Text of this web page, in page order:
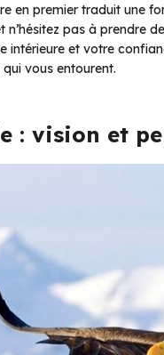
en premier traduit une
n’hésitez pas à prendre
intérieure et votre
vous entourent.
: vision et